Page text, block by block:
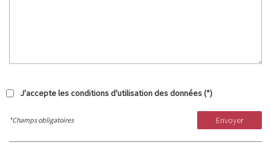
J'accepte les conditions d'utilisation des données (*)
Envoyer
*Champs obligatoires